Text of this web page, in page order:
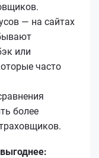
— на сайтах
или
часто
более